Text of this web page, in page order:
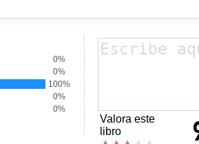
0%
0%
100%
0%
0%
Valora este
libro